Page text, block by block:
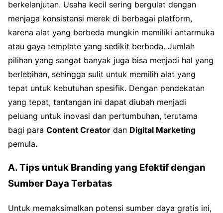
berkelanjutan. Usaha kecil sering bergulat dengan
menjaga konsistensi merek di berbagai platform,
karena alat yang berbeda mungkin memiliki antarmuka
atau gaya template yang sedikit berbeda. Jumlah
pilihan yang sangat banyak juga bisa menjadi hal yang
berlebihan, sehingga sulit untuk memilih alat yang
tepat untuk kebutuhan spesifik. Dengan pendekatan
yang tepat, tantangan ini dapat diubah menjadi
peluang untuk inovasi dan pertumbuhan, terutama
bagi para Content Creator dan Digital Marketing
pemula.
A. Tips untuk Branding yang Efektif dengan
Sumber Daya Terbatas
Untuk memaksimalkan potensi sumber daya gratis ini,